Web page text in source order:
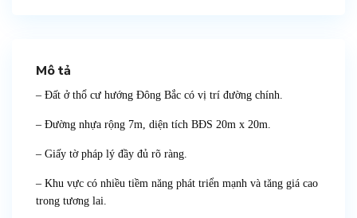
Mô tả
– Đất ở thổ cư hướng Đông Bắc có vị trí đường chính.
– Đường nhựa rộng 7m, diện tích BĐS 20m x 20m.
– Giấy tờ pháp lý đầy đủ rõ ràng.
– Khu vực có nhiều tiềm năng phát triển mạnh và tăng giá cao
trong tương lai.